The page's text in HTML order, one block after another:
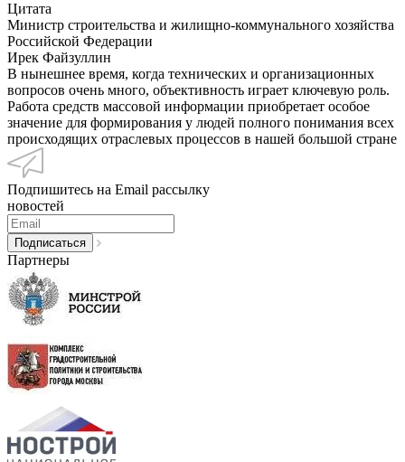
Цитата
Министр строительства и жилищно-коммунального хозяйства
Российской Федерации
Ирек Файзуллин
В нынешнее время, когда технических и организационных
вопросов очень много, объективность играет ключевую роль.
Работа средств массовой информации приобретает особое
значение для формирования у людей полного понимания всех
происходящих отраслевых процессов в нашей большой стране
Подпишитесь на Email рассылку
новостей
Партнеры